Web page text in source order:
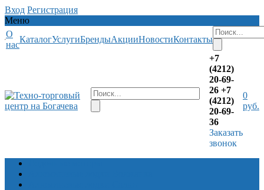
Вход Регистрация
Меню
О
нас
КаталогУслугиБрендыАкцииНовостиКонтакты
+7
(4212)
20-69-
26 +7
(4212)
20-69-
36
Заказать
звонок
0
руб.